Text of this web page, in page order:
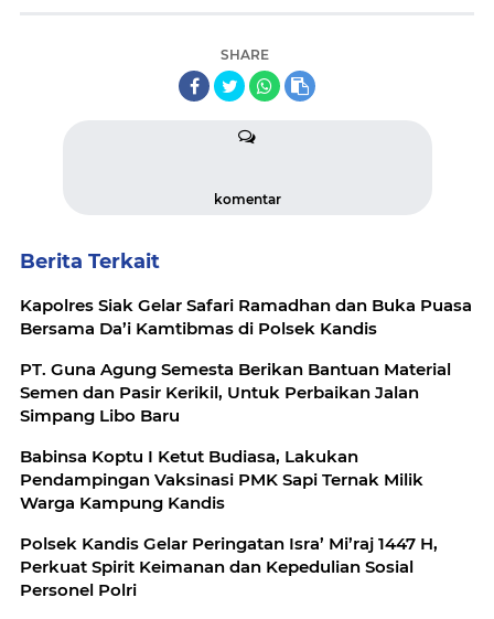
SHARE
komentar
Berita Terkait
Kapolres Siak Gelar Safari Ramadhan dan Buka Puasa
Bersama Da’i Kamtibmas di Polsek Kandis
PT. Guna Agung Semesta Berikan Bantuan Material
Semen dan Pasir Kerikil, Untuk Perbaikan Jalan
Simpang Libo Baru
Babinsa Koptu I Ketut Budiasa, Lakukan
Pendampingan Vaksinasi PMK Sapi Ternak Milik
Warga Kampung Kandis
Polsek Kandis Gelar Peringatan Isra’ Mi’raj 1447 H,
Perkuat Spirit Keimanan dan Kepedulian Sosial
Personel Polri